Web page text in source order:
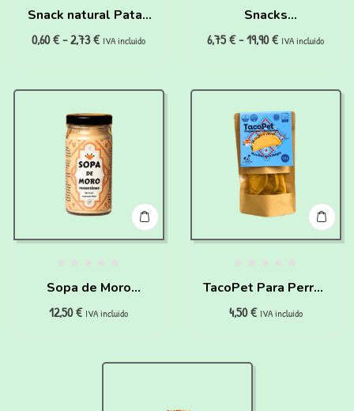
Snack natural Patas
de Pollo para perros
0,60€-2,73€ IVA incluido
Snacks
hipoalergénicos
6,75€-19,90€ IVA incluido
Sopa de Moro
instantánea para
12,50€ IVA incluido
TacoPet Para Perros
Y Gatos (120 gr)
4,50€ IVA incluido